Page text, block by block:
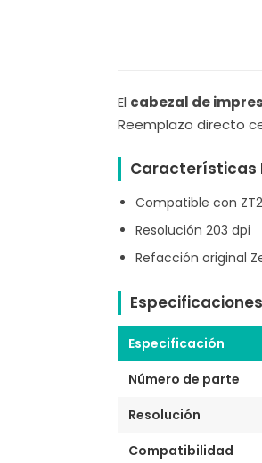
El cabezal de
Reemplazo directo
Características
Compatible con
Resolución 203 dpi
Refacción original
Especificación
Número de parte
Resolución
Compatibilidad